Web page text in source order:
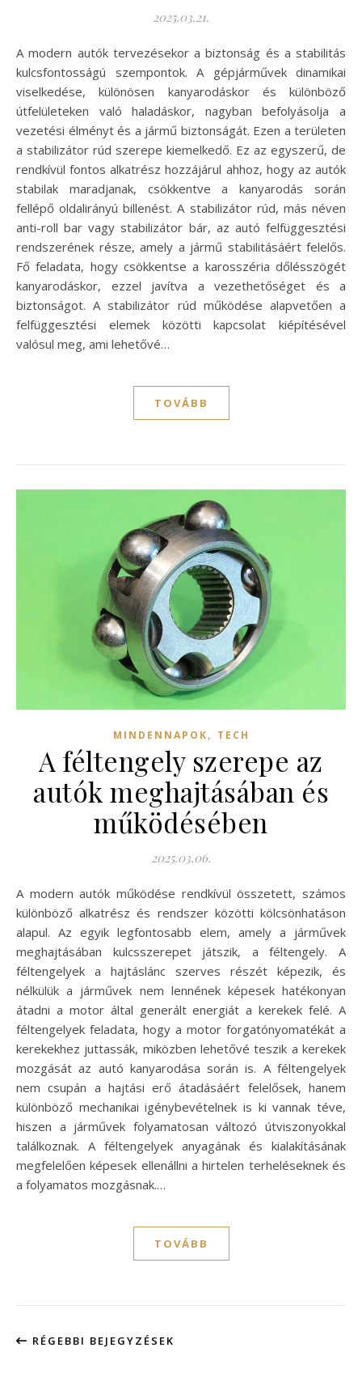
2025.03.21.
A modern autók tervezésekor a biztonság és a stabilitás
kulcsfontosságú szempontok. A gépjárművek dinamikai
viselkedése, különösen kanyarodáskor és különböző
útfelületeken való haladáskor, nagyban befolyásolja a
vezetési élményt és a jármű biztonságát. Ezen a területen
a stabilizátor rúd szerepe kiemelkedő. Ez az egyszerű, de
rendkívül fontos alkatrész hozzájárul ahhoz, hogy az autók
stabilak maradjanak, csökkentve a kanyarodás során
fellépő oldalirányú billenést. A stabilizátor rúd, más néven
anti-roll bar vagy stabilizátor bár, az autó felfüggesztési
rendszerének része, amely a jármű stabilitásáért felelős.
Fő feladata, hogy csökkentse a karosszéria dőlésszögét
kanyarodáskor, ezzel javítva a vezethetőséget és a
biztonságot. A stabilizátor rúd működése alapvetően a
felfüggesztési elemek közötti kapcsolat kiépítésével
valósul meg, ami lehetővé…
TOVÁBB
MINDENNAPOK, TECH
A féltengely szerepe az
autók meghajtásában és
működésében
2025.03.06.
A modern autók működése rendkívül összetett, számos
különböző alkatrész és rendszer közötti kölcsönhatáson
alapul. Az egyik legfontosabb elem, amely a járművek
meghajtásában kulcsszerepet játszik, a féltengely. A
féltengelyek a hajtáslánc szerves részét képezik, és
nélkülük a járművek nem lennének képesek hatékonyan
átadni a motor által generált energiát a kerekek felé. A
féltengelyek feladata, hogy a motor forgatónyomatékát a
kerekekhez juttassák, miközben lehetővé teszik a kerekek
mozgását az autó kanyarodása során is. A féltengelyek
nem csupán a hajtási erő átadásáért felelősek, hanem
különböző mechanikai igénybevételnek is ki vannak téve,
hiszen a járművek folyamatosan változó útviszonyokkal
találkoznak. A féltengelyek anyagának és kialakításának
megfelelően képesek ellenállni a hirtelen terheléseknek és
a folyamatos mozgásnak.…
TOVÁBB
RÉGEBBI BEJEGYZÉSEK